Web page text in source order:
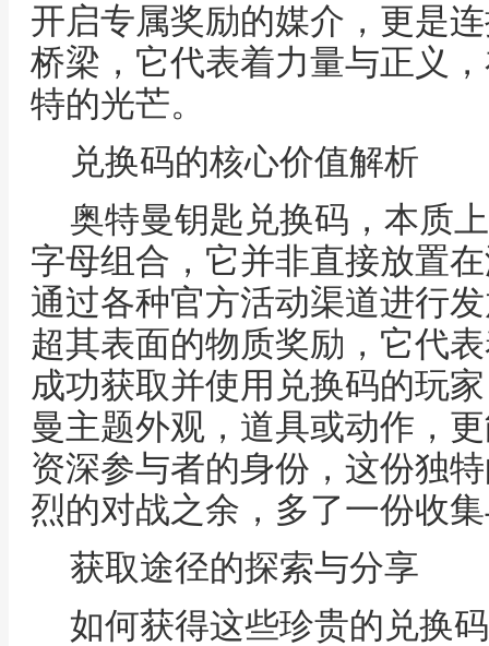
开启专属奖励的媒介，更是
桥梁，它代表着力量与正义
特的光芒。
兑换码的核心价值解析
奥特曼钥匙兑换码，本质
字母组合，它并非直接放置
通过各种官方活动渠道进行
超其表面的物质奖励，它代
成功获取并使用兑换码的玩
曼主题外观，道具或动作，
资深参与者的身份，这份独
烈的对战之余，多了一份收
获取途径的探索与分享
如何获得这些珍贵的兑换